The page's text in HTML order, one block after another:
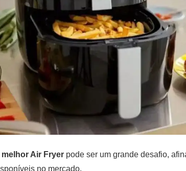
melhor Air Fryer pode ser um grande desafio,
no mercado.